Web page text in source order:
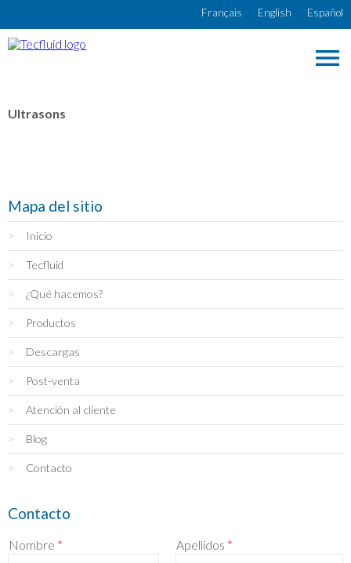
Français English Español

Ultrasons
Mapa del sitio
Inicio
Tecfluid
¿Qué hacemos?
Productos
Descargas
Post-venta
Atención al cliente
Blog
Contacto
Contacto
Nombre * Apellidos *